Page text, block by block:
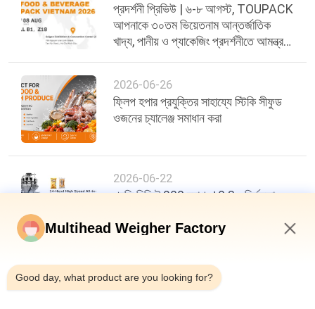
প্রদর্শনী প্রিভিউ | ৬-৮ আগস্ট, TOUPACK
আপনাকে ৩০তম ভিয়েতনাম আন্তর্জাতিক
খাদ্য, পানীয় ও প্যাকেজিং প্রদর্শনীতে আমন্ত্রণ
2026-06-26
ফ্লিপ হপার প্রযুক্তির সাহায্যে স্টিকি সীফুড
ওজনের চ্যালেঞ্জ সমাধান করা
2026-06-22
প্রতি মিনিটে 200 ব্যাগ, ±0.3g নির্ভুলতা:
Multihead Weigher Factory
Good day, what product are you looking for?